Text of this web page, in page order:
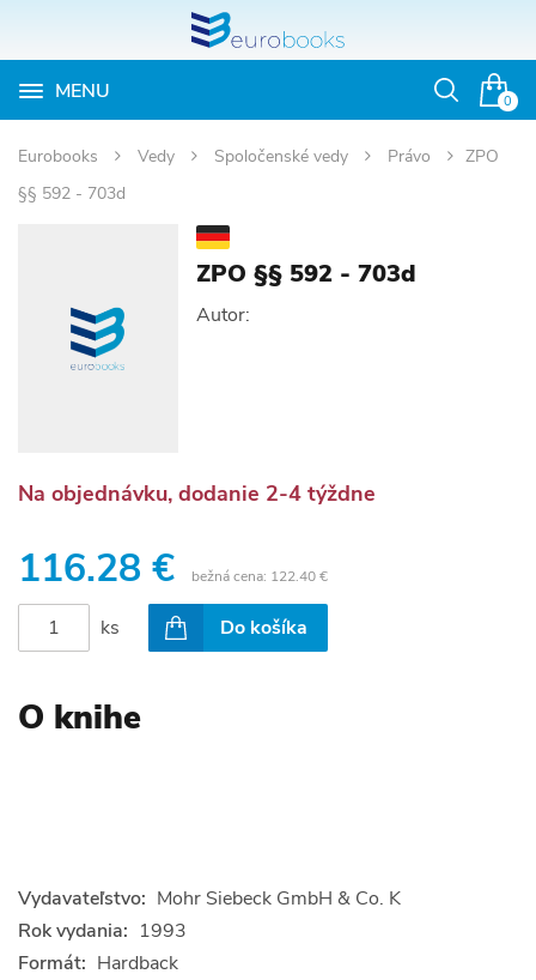
0
MENU
Otvoriť
Eurobooks Vedy Spoločenské vedy Právo
ZPO
§§ 592 - 703d
ZPO §§ 592 - 703d
Autor:
Na objednávku, dodanie 2-4 týždne
116.28 € bežná cena: 122.40 €
ks Do košíka
O knihe
Vydavateľstvo: Mohr Siebeck GmbH & Co. K
Rok vydania: 1993
Formát: Hardback